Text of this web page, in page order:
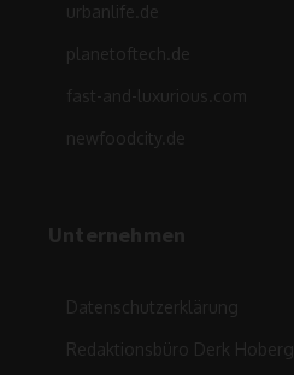
urbanlife.de
planetoftech.de
fast-and-luxurious.com
newfoodcity.de
Unternehmen
Datenschutzerklärung
Redaktionsbüro Derk Hoberg